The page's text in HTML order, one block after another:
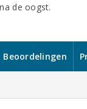
de oogst.
Beoordelingen